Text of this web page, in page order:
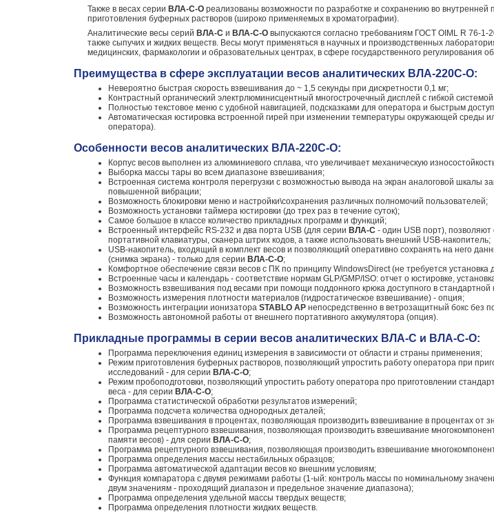
Также в весах серии ВЛА-С-О реализованы возможности по разработке и сохранению во
приготовления буферных растворов (широко применяемых в хроматографии).
Аналитические весы серий ВЛА-С и ВЛА-С-О выпускаются согласно требованиям ГОСТ OIML R 76-
также сыпучих и жидких веществ. Весы могут применяться в научных и производственных
медицинских, фармакологии и образовательных центрах, в сфере государственного регулирования
Преимущества в сфере эксплуатации весов аналитических ВЛА-220С-О:
Невероятно быстрая скорость взвешивания до ~ 1,5 секунды при дискретности 0,1 мг;
Контрастный органический электрлюминисцентный многострочечный дисплей с гибкой
Полностью текстовое меню с удобной навигацией, подсказками для оператора и быстрым
Автоматическая юстировка встроенной гирей при изменении температуры окружающей среды
оператора).
Особенности весов аналитических ВЛА-220С-О:
Корпус весов выполнен из алюминиевого сплава, что увеличивает механическую
Выборка массы тары во всем диапазоне взвешивания;
Встроенная система контроля перегрузки с возможностью вывода на экран аналоговой шкалы
повышенной вибрации;
Возможность блокировки меню и настройки\сохранения различных полномочий пользователей;
Возможность установки таймера юстировки (до трех раз в течение суток);
Самое большое в классе количество прикладных программ и функций;
Встроенный интерфейс RS-232 и два порта USB (для серии ВЛА-С - один USB порт),
портативной клавиатуры, сканера штрих кодов, а также использовать внешний USB-накопитель;
USB-накопитель, входящий в комплект весов и позволяющий оперативно сохранять на него
(снимка экрана) - только для серии ВЛА-С-О;
Комфортное обеспечение связи весов с ПК по принципу WindowsDirect (не требуется установка
Встроенные часы и календарь - соответствие нормам GLP/GMP/ISO: отчет о юстировке,
Возможность взвешивания под весами при помощи поддонного крюка доступного в стандартной
Возможность измерения плотности материалов (гидростатическое взвешивание) - опция;
Возможность интеграции ионизатора STABLO AP непосредственно в ветрозащитный бокс без
Возможность автономной работы от внешнего портативного аккумулятора (опция).
Прикладные программы в серии весов аналитических ВЛА-С и ВЛА-С-О:
Программа переключения единиц измерения в зависимости от области и страны применения;
Режим приготовления буферных растворов, позволяющий упростить работу оператора при
исследований - для серии ВЛА-С-О;
Режим пробоподготовки, позволяющий упростить работу оператора про приготовлении
веса - для серии ВЛА-С-О;
Программа статистической обработки результатов измерений;
Программа подсчета количества однородных деталей;
Программа взвешивания в процентах, позволяющая производить взвешивание в процентах от
Программа рецептурного взвешивания, позволяющая производить взвешивание
памяти весов) - для серии ВЛА-С-О;
Программа рецептурного взвешивания, позволяющая производить взвешивание
Программа определения массы нестабильных образцов;
Программа автоматической адаптации весов ко внешним условиям;
Функция компаратора с двумя режимами работы (1-ый: контроль массы по номинальному
двум значениям - проходящий диапазон и предельное значение диапазона);
Программа определения удельной массы твердых веществ;
Программа определения плотности жидких веществ.